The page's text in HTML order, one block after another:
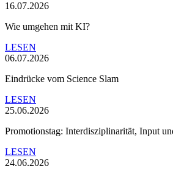
16.07.2026
Wie umgehen mit KI?
LESEN
06.07.2026
Eindrücke vom Science Slam
LESEN
25.06.2026
Promotionstag: Interdisziplinarität, Input
LESEN
24.06.2026